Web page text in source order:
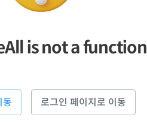
is not a function
동 로그인 페이지로 이동